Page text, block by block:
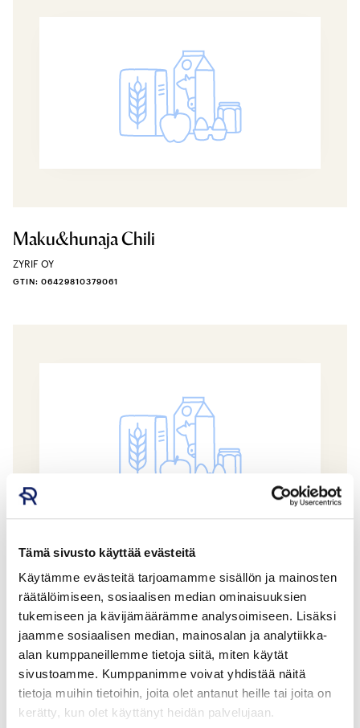
Tämä sivusto käyttää evästeitä
Käytämme evästeitä tarjoamamme sisällön ja mainosten
räätälöimiseen, sosiaalisen median ominaisuuksien
tukemiseen ja kävijämäärämme analysoimiseen. Lisäksi
jaamme sosiaalisen median, mainosalan ja analytiikka-
alan kumppaneillemme tietoja siitä, miten käytät
sivustoamme. Kumppanimme voivat yhdistää näitä
tietoja muihin tietoihin, joita olet antanut heille tai joita on
kerätty, kun olet käyttänyt heidän palvelujaan.
Maku&hunaja Chili
ZYRIF OY
GTIN: 06429810379061
Maku&hunaja Eukalyptus
ZYRIF OY